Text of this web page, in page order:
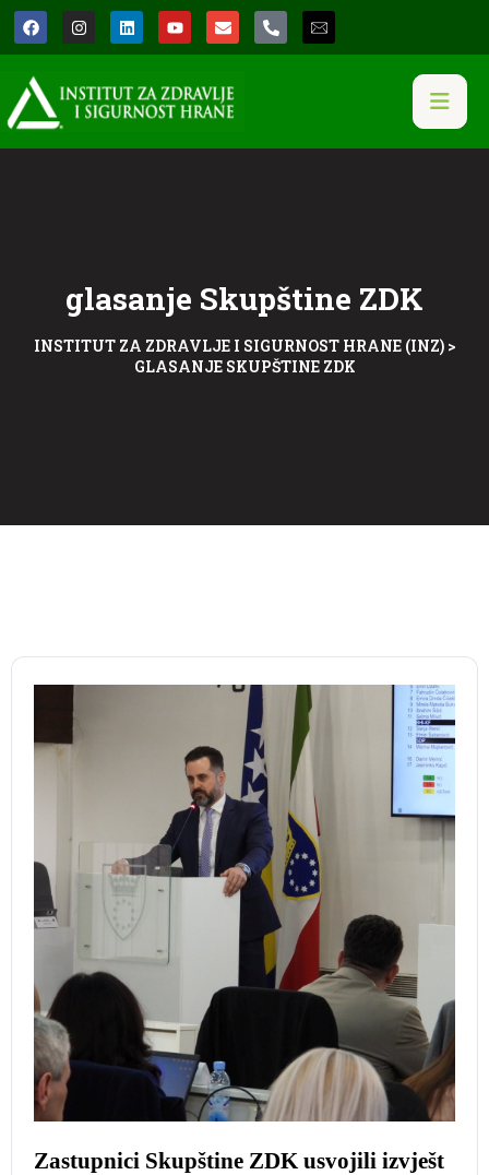
glasanje Skupštine ZDK
INSTITUT ZA ZDRAVLJE I SIGURNOST HRANE (INZ)>
GLASANJE SKUPŠTINE ZDK
Zastupnici Skupštine ZDK usvojili izvješt